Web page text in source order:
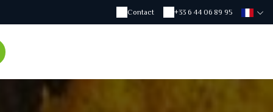
+33 6 44 06 89 95
Contact